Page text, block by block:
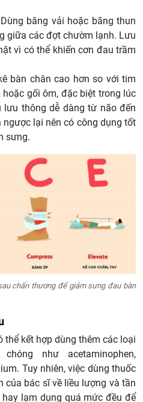
Dùng băng vải hoặc băng thun
giữa các đợt chườm lạnh. Lưu
vì có thể khiến cơn đau trầm
bàn chân cao hơn so với tim
gối ôm, đặc biệt trong lúc
lưu thông dễ dàng từ não đến
lại nên có công dụng tốt
sưng.
chấn thương để giảm sưng đau bàn
thể kết hợp dùng thêm các loại
như acetaminophen,
Tuy nhiên, việc dùng thuốc
bác sĩ về liều lượng và tần
lạm dụng quá mức đều để